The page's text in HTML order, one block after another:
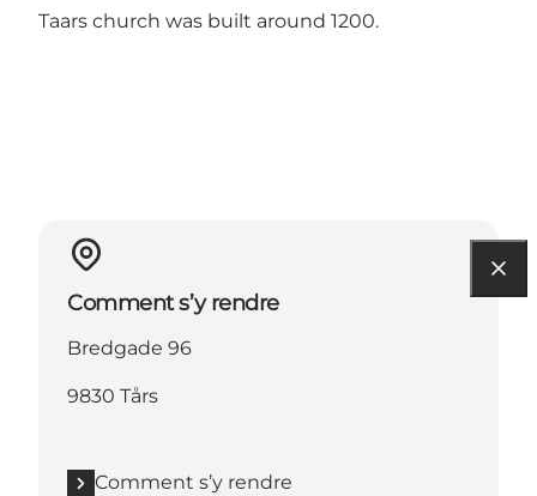
Taars church was built around 1200.
Comment s’y rendre
Bredgade 96
9830 Tårs
Comment s’y rendre